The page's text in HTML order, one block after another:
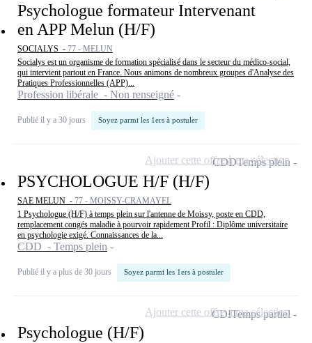
Psychologue formateur Intervenant
en APP Melun (H/F)
SOCIALYS - 77 - MELUN
Socialys est un organisme de formation spécialisé dans le secteur du médico-social,
qui intervient partout en France. Nous animons de nombreux groupes d'Analyse des
Pratiques Professionnelles (APP)...
Profession libérale - Non renseigné
Publié il y a 30 jours Soyez parmi les 1ers à postuler
PSYCHOLOGUE H/F (H/F)
SAE MELUN - 77 - MOISSY-CRAMAYEL
1 Psychologue (H/F) à temps plein sur l'antenne de Moissy, poste en CDD,
remplacement congés maladie à pourvoir rapidement Profil : Diplôme universitaire
en psychologie exigé. Connaissances de la...
CDD - Temps plein
Publié il y a plus de 30 jours Soyez parmi les 1ers à postuler
CDDTemps plein
Ajouter cette offre à ma sélection
Psychologue (H/F)
CDITemps partiel
Ajouter cette offre à ma sélection